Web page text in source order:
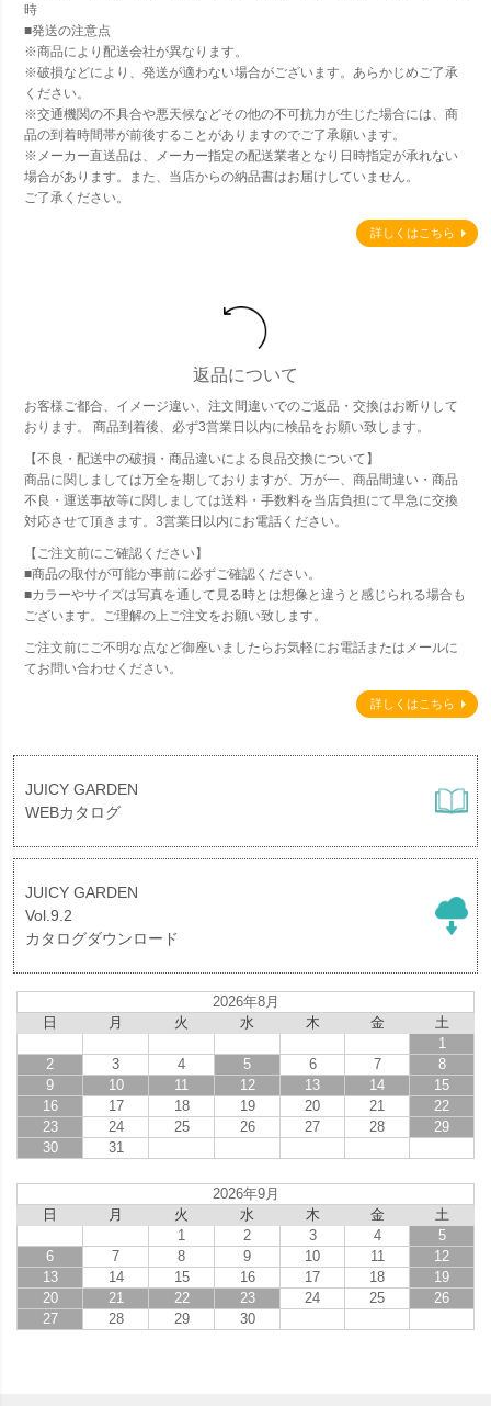
時
■発送の注意点
※商品により配送会社が異なります。
※破損などにより、発送が適わない場合がございます。あらかじめご了承
ください。
※交通機関の不具合や悪天候などその他の不可抗力が生じた場合には、商
品の到着時間帯が前後することがありますのでご了承願います。
※メーカー直送品は、メーカー指定の配送業者となり日時指定が承れない
場合があります。また、当店からの納品書はお届けしていません。
ご了承ください。
詳しくはこちら
返品について
お客様ご都合、イメージ違い、注文間違いでのご返品・交換はお断りして
おります。 商品到着後、必ず3営業日以内に検品をお願い致します。
【不良・配送中の破損・商品違いによる良品交換について】
商品に関しましては万全を期しておりますが、万が一、商品間違い・商品
不良・運送事故等に関しましては送料・手数料を当店負担にて早急に交換
対応させて頂きます。3営業日以内にお電話ください。
【ご注文前にご確認ください】
■商品の取付が可能か事前に必ずご確認ください。
■カラーやサイズは写真を通して見る時とは想像と違うと感じられる場合も
ございます。ご理解の上ご注文をお願い致します。
ご注文前にご不明な点など御座いましたらお気軽にお電話またはメールに
てお問い合わせください。
詳しくはこちら
JUICY GARDEN
WEBカタログ
JUICY GARDEN
Vol.9.2
カタログダウンロード
2026年8月
日
月 火 水 木 金
土
1
2
3 4 5 6 7
8
9
10 11 12 13 14
15
16
17 18 19 20 21
22
23
24 25 26 27 28
29
30
31
2026年9月
日
月 火 水 木 金
土
1
2 3 4
5
6
7 8 9 10 11
12
13
14 15 16 17 18
19
20
21 22 23 24 25
26
27
28 29 30